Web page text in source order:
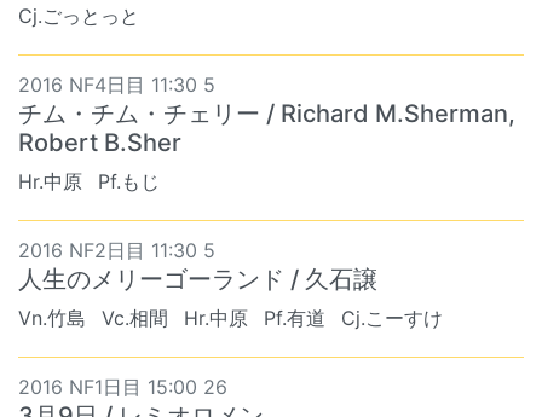
Cj.ごっとっと
2016 NF4日目 11:30 5
チム・チム・チェリー / Richard M.Sherman,
Robert B.Sher
Hr.中原 Pf.もじ
2016 NF2日目 11:30 5
人生のメリーゴーランド / 久石譲
Vn.竹島 Vc.相間 Hr.中原 Pf.有道 Cj.こーすけ
2016 NF1日目 15:00 26